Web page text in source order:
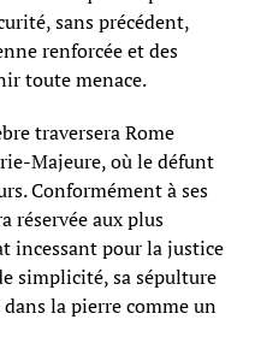
sans précédent,
renforcée et des
toute menace.
traversera Rome
Majeure, où le défunt
Conformément à ses
réservée aux plus
incessant pour la justice
simplicité, sa sépulture
la pierre comme un